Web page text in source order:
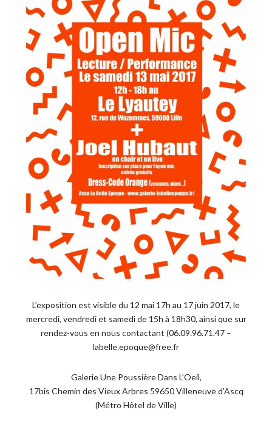
L’exposition est visible du 12 mai 17h au 17 juin 2017, le
mercredi, vendredi et samedi de 15h à 18h30, ainsi que sur
rendez-vous en nous contactant (06.09.96.71.47 –
labelle.epoque@free.fr
Galerie Une Poussière Dans L’Oeil,
17bis Chemin des Vieux Arbres 59650 Villeneuve d’Ascq
(Métro Hôtel de Ville)